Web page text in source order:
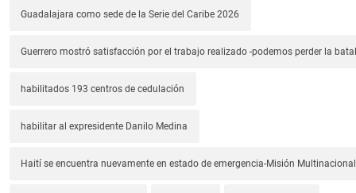
Guadalajara como sede de la Serie del Caribe 2026
Guerrero mostró satisfacción por el trabajo realizado -podemos perder la
habilitados 193 centros de cedulación
habilitar al expresidente Danilo Medina
Haití se encuentra nuevamente en estado de emergencia-Misión